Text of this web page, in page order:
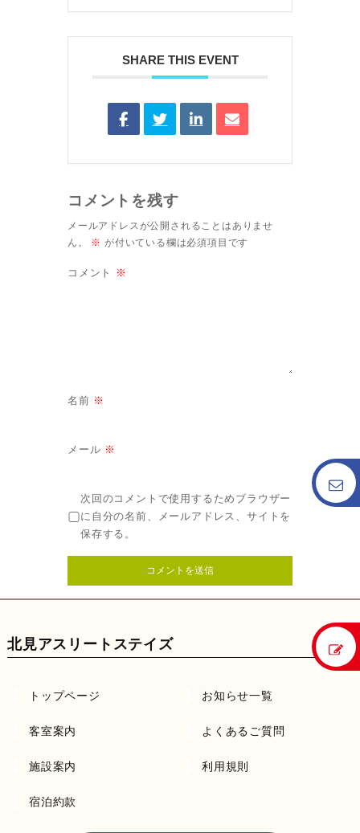
SHARE THIS EVENT
コメントを残す
メールアドレスが公開されることはありませ
ん。
※ が付いている欄は必須項目です
コメント ※
名前 ※
メール ※
次回のコメントで使用するためブラウザー
に自分の名前、メールアドレス、サイトを
保存する。
北見アスリートステイズ
トップページ お知らせ一覧
客室案内 よくあるご質問
施設案内 利用規則
宿泊約款